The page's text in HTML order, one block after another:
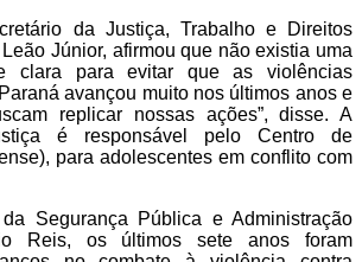
da Justiça, Trabalho e Direitos
Júnior, afirmou que não existia uma
clara para evitar que as violências
avançou muito nos últimos anos e
replicar nossas ações”, disse. A
é responsável pelo Centro de
para adolescentes em conflito com
Segurança Pública e Administração
Reis, os últimos sete anos foram